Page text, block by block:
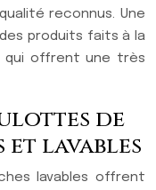
reconnus. Une
produits faits à la
qui offrent une très
de
lavables
lavables offrent